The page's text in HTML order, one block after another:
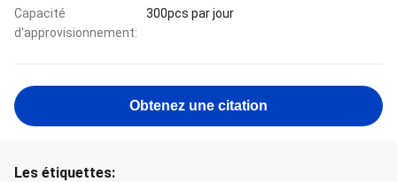
Capacité
d'approvisionnement:
300pcs par jour
Obtenez une citation
Les étiquettes: